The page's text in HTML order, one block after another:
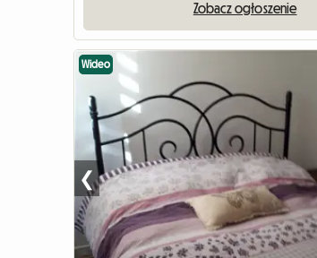
Zobacz ogłoszenie
Wideo
❮